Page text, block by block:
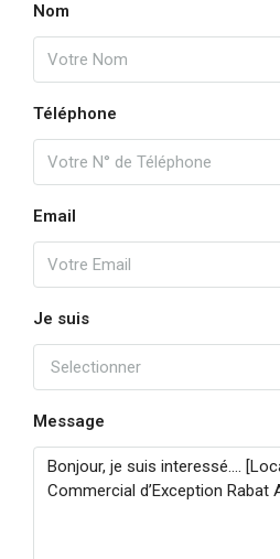
Nom
Téléphone
Email
Je suis
Selectionner
Message